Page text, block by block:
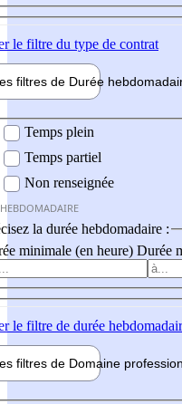
le filtre du type de contrat
filtres de Durée hebdo
Temps plein
Temps partiel
Non renseignée
la durée hebdomadaire :
minimale (en heure) Durée
le filtre de durée
filtres de Domaine pro